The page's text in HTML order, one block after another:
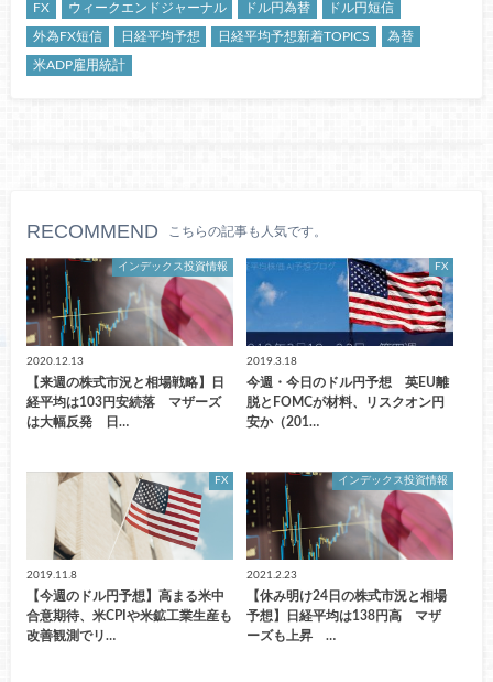
FX ウィークエンドジャーナル ドル円為替 ドル円短信
外為FX短信 日経平均予想 日経平均予想新着TOPICS 為替
米ADP雇用統計
RECOMMEND こちらの記事も人気です。
インデックス投資情報
2020.12.13
【来週の株式市況と相場戦略】日
経平均は103円安続落 マザーズ
は大幅反発 日…
FX
2019.3.18
今週・今日のドル円予想 英EU離
脱とFOMCが材料、リスクオン円
安か（201…
FX
2019.11.8
【今週のドル円予想】高まる米中
合意期待、米CPIや米鉱工業生産も
改善観測でリ…
インデックス投資情報
2021.2.23
【休み明け24日の株式市況と相場
予想】日経平均は138円高 マザ
ーズも上昇 …